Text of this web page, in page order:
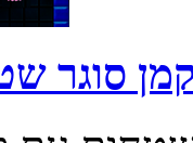
סוגר